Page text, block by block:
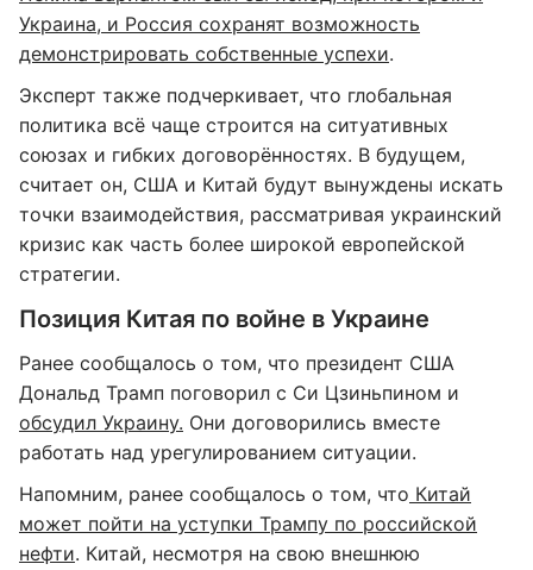
Украина, и Россия сохранят возможность
демонстрировать собственные успехи.
Эксперт также подчеркивает, что глобальная
политика всё чаще строится на ситуативных
союзах и гибких договорённостях. В будущем,
считает он, США и Китай будут вынуждены искать
точки взаимодействия, рассматривая украинский
кризис как часть более широкой европейской
стратегии.
Позиция Китая по войне в Украине
Ранее сообщалось о том, что президент США
Дональд Трамп поговорил с Си Цзиньпином и
обсудил Украину. Они договорились вместе
работать над урегулированием ситуации.
Напомним, ранее сообщалось о том, что Китай
может пойти на уступки Трампу по российской
нефти. Китай, несмотря на свою внешнюю